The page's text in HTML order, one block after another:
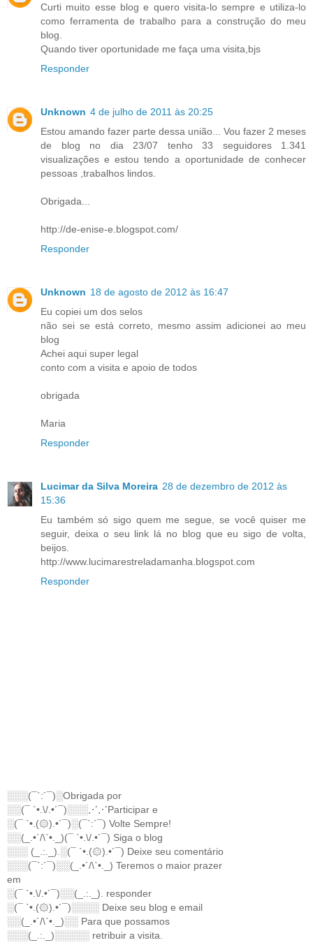
Curti muito esse blog e quero visita-lo sempre e utiliza-lo
como ferramenta de trabalho para a construção do meu
blog.
Quando tiver oportunidade me faça uma visita,bjs
Responder
Unknown 4 de julho de 2011 às 20:25
Estou amando fazer parte dessa união... Vou fazer 2 meses
de blog no dia 23/07 tenho 33 seguidores 1.341
visualizações e estou tendo a oportunidade de conhecer
pessoas ,trabalhos lindos.
Obrigada...
http://de-enise-e.blogspot.com/
Responder
Unknown 18 de agosto de 2012 às 16:47
Eu copiei um dos selos
não sei se está correto, mesmo assim adicionei ao meu
blog
Achei aqui super legal
conto com a visita e apoio de todos
obrigada
Maria
Responder
Lucimar da Silva Moreira 28 de dezembro de 2012 às
15:36
Eu também só sigo quem me segue, se você quiser me
seguir, deixa o seu link lá no blog que eu sigo de volta,
beijos.
http://www.lucimarestreladamanha.blogspot.com
Responder
░░░(¯`:´¯)░Obrigada por
░░(¯ `•.\/.•´¯)░░░⋰⋰Participar e
░(¯ `•.(۞).•´¯)░(¯`:´¯) Volte Sempre!
░░(_.•´/\`•._)(¯ `•.\/.•´¯) Siga o blog
░░░ (_.:._).░(¯ `•.(۞).•´¯) Deixe seu comentário
░░░(¯`:´¯)░░(_.•´/\`•._) Teremos o maior prazer
em
░(¯ `•.\/.•´¯)░░(_.:._). responder
░(¯ `•.(۞).•´¯)░░░░ Deixe seu blog e email
░░(_.•´/\`•._)░░ Para que possamos
░░░(_.:._)░░░░░ retribuir a visita.